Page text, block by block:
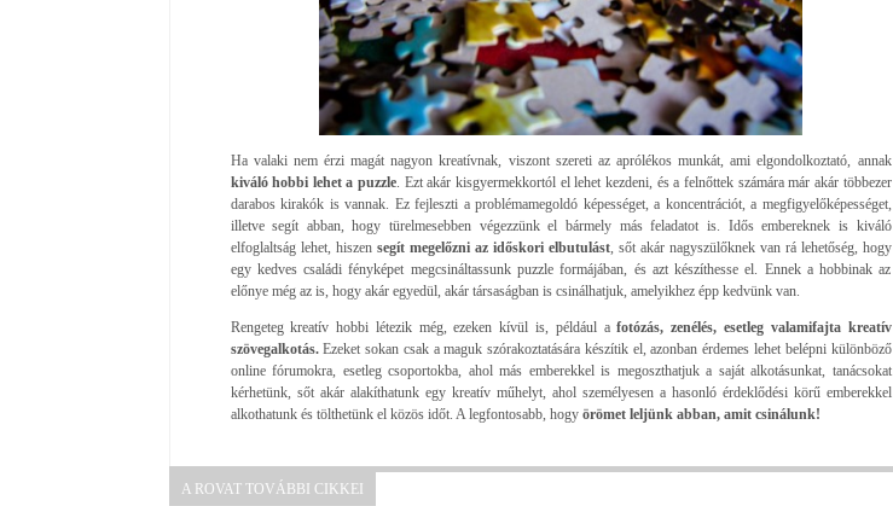
Ha valaki nem érzi magát nagyon kreatívnak, viszont szereti az aprólékos munkát, ami elgondolkoztató, annak
kiváló hobbi lehet a puzzle . Ezt akár kisgyermekkortól el lehet kezdeni, és a felnőttek számára már akár többezer
darabos kirakók is vannak. Ez fejleszti a problémamegoldó képességet, a koncentrációt, a megfigyelőképességet,
illetve segít abban, hogy türelmesebben végezzünk el bármely más feladatot is. Idős embereknek is kiváló
elfoglaltság lehet, hiszensegít megelőzni az időskori elbutulást, sőt akár nagyszülőknek van rá lehetőség, hogy
egy kedves családi fényképet megcsináltassunk puzzle formájában, és azt készíthesse el. Ennek a hobbinak az
előnye még az is, hogy akár egyedül, akár társaságban is csinálhatjuk, amelyikhez épp kedvünk van.
Rengeteg kreatív hobbi létezik még, ezeken kívül is, például afotózás, zenélés, esetleg valamifajta kreatív
szövegalkotás.Ezeket sokan csak a maguk szórakoztatására készítik el, azonban érdemes lehet belépni különböző
online fórumokra, esetleg csoportokba, ahol más emberekkel is megoszthatjuk a saját alkotásunkat, tanácsokat
kérhetünk, sőt akár alakíthatunk egy kreatív műhelyt, ahol személyesen a hasonló érdeklődési körű emberekkel
alkothatunk és tölthetünk el közös időt. A legfontosabb, hogy örömet leljünk abban, amit csinálunk!
A ROVAT TOVÁBBI CIKKEI